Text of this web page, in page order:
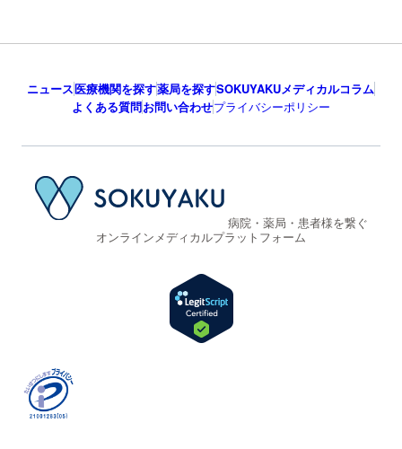
ニュース医療機関を探す薬局を探すSOKUYAKUメディカルコラム
よくある質問お問い合わせプライバシーポリシー
病院・薬局・患者様を繋ぐ
オンラインメディカルプラットフォーム